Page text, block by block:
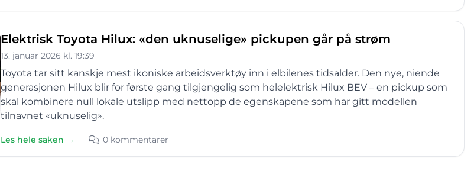
Elektrisk Toyota Hilux: «den uknuselige» pickupen går på strøm
13. januar 2026 kl. 19:39
Toyota tar sitt kanskje mest ikoniske arbeidsverktøy inn i elbilenes tidsalder. Den nye, niende
generasjonen Hilux blir for første gang tilgjengelig som helelektrisk Hilux BEV – en pickup som
skal kombinere null lokale utslipp med nettopp de egenskapene som har gitt modellen
tilnavnet «uknuselig».
Les hele saken → 0 kommentarer